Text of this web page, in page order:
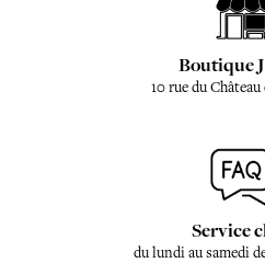
Boutique
10 rue du Château
Service
du lundi au samedi